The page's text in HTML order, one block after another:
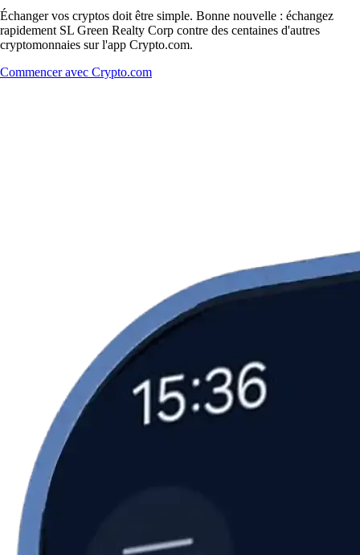
Échanger vos cryptos doit être simple. Bonne nouvelle : échangez
rapidement SL Green Realty Corp contre des centaines d'autres
cryptomonnaies sur l'app Crypto.com.
Commencer avec Crypto.com